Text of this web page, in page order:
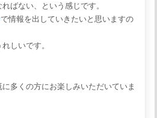
ばない、という感じです。
で情報を出していきたいと思いますの
しいです。
多くの方にお楽しみいただいていま